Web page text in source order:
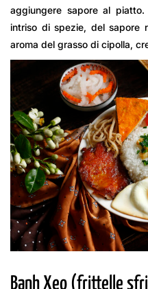
aggiungere sapore al
intriso di spezie, del sapore
aroma del grasso di cipolla,
Banh Xeo (frittelle